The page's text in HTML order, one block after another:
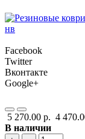
Facebook
Twitter
Вконтакте
Google+
5 270.00 р. 4
В наличии